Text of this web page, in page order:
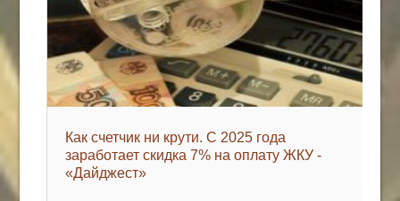
Как счетчик ни крути. С 2025 года
заработает скидка 7% на оплату ЖКУ -
«Дайджест»